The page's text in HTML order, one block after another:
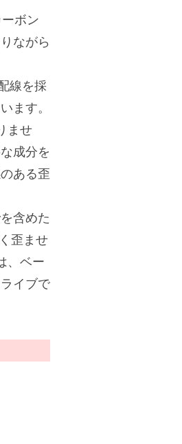
ボン
ながら
線を採
ます。
ませ
成分を
ある歪
含めた
歪ませ
、ベー
イブで